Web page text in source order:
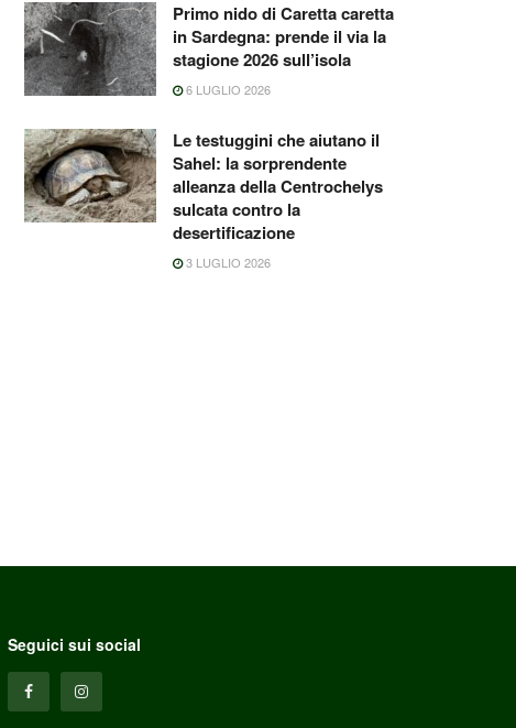
Primo nido di Caretta caretta
in Sardegna: prende il via la
stagione 2026 sull’isola
6 LUGLIO 2026
Le testuggini che aiutano il
Sahel: la sorprendente
alleanza della Centrochelys
sulcata contro la
desertificazione
3 LUGLIO 2026
Seguici sui social